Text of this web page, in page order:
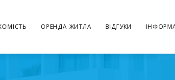
ОРЕНДА ЖИТЛА ВІДГУКИ